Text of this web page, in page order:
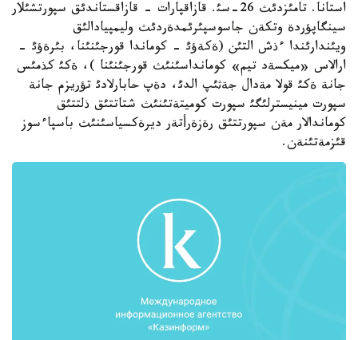
استانا. تامئزدئث 26-سئ. قازاقپارات - قازاقستاندئق سپورتشئلار
سينگاپؤردة وتكةن جاسوسپئرئمدةردئث وليمپيادالئق
ويئندارئندا ءذش التئن (ةكةؤئ - كوماندا قورجئنئنا، بئرةؤئ -
ارالاس «ميكسةد تيم» كومانداسئنئث قورجئنئنا )، ةكئ كذمئس
جانة ةكئ قولا مةدال جةثئپ الدئ، دةپ حابارلادئ تؤريزم جانة
سپورت مينيسترلئگئ سپورت كوميتةتئنئث شتاتتئق ذلتتئق
كوماندالار مةن سپورتتئق رةزةرأتةر ديرةكسياسئنئث باسپاءسوز
قئزمةتئنةن.